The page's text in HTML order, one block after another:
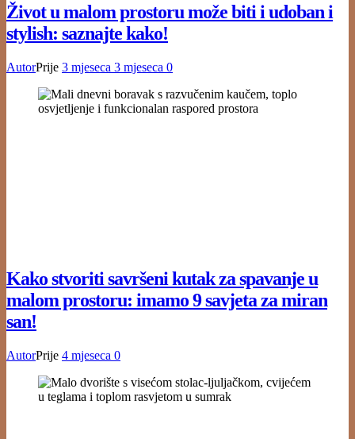
Život u malom prostoru može biti i udoban i
stylish: saznajte kako!
AutorPrije 3 mjeseca 3 mjeseca 0
Kako stvoriti savršeni kutak za spavanje u
malom prostoru: imamo 9 savjeta za miran
san!
AutorPrije 4 mjeseca 0